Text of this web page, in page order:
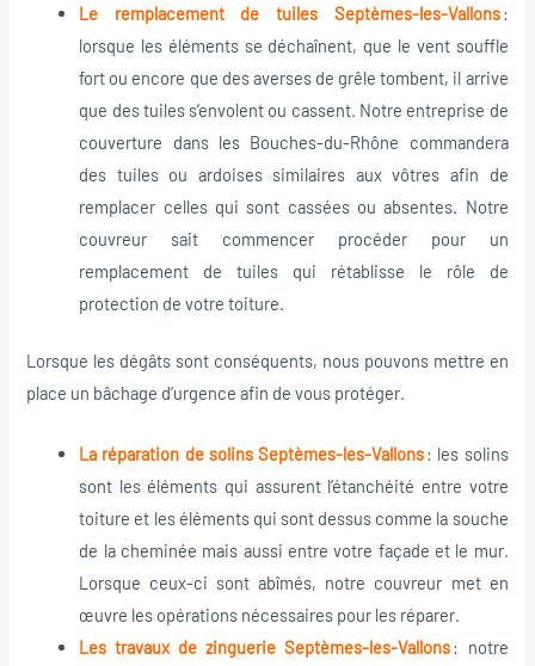
Le remplacement de tuiles Septèmes-les-Vallons:
lorsque les éléments se déchaînent, que le vent souffle
fort ou encore que des averses de grêle tombent, il arrive
que des tuiles s’envolent ou cassent. Notre entreprise de
couverture dans les Bouches-du-Rhône commandera
des tuiles ou ardoises similaires aux vôtres afin de
remplacer celles qui sont cassées ou absentes. Notre
couvreur sait commencer procéder pour un
remplacement de tuiles qui rétablisse le rôle de
protection de votre toiture.
Lorsque les dégâts sont conséquents, nous pouvons mettre en
place un bâchage d’urgence afin de vous protéger.
La réparation de solins Septèmes-les-Vallons: les solins
sont les éléments qui assurent l’étanchéité entre votre
toiture et les éléments qui sont dessus comme la souche
de la cheminée mais aussi entre votre façade et le mur.
Lorsque ceux-ci sont abîmés, notre couvreur met en
œuvre les opérations nécessaires pour les réparer.
Les travaux de zinguerie Septèmes-les-Vallons: notre